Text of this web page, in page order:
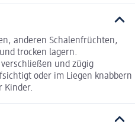
anderen Schalenfrüchten,
trocken lagern.
und zügig
oder im Liegen knabbern
Kinder.